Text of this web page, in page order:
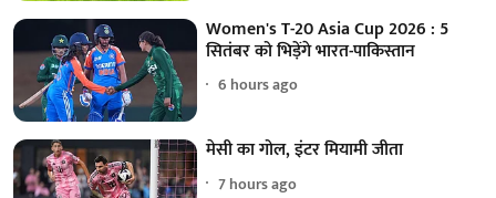
Women's T-20 Asia Cup 2026 : 5
सितंबर को भिड़ेंगे भारत-पाकिस्तान
6 hours ago
मेसी का गोल, इंटर मियामी जीता
7 hours ago